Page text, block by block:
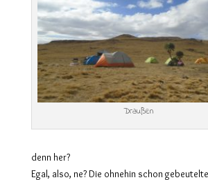
Draußen
denn her?
Egal, also, ne? Die ohnehin schon